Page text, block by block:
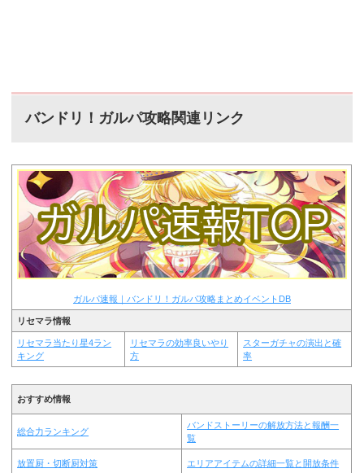
バンドリ！ガルパ攻略関連リンク
ガルパ速報｜バンドリ！ガルパ攻略まとめイベントDB
リセマラ情報
リセマラ当たり星4ラン
キング
リセマラの効率良いやり
方
スターガチャの演出と確
率
おすすめ情報
総合力ランキング
バンドストーリーの解放方法と報酬一
覧
放置厨・切断厨対策 エリアアイテムの詳細一覧と開放条件